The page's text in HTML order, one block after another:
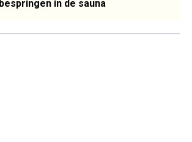
bespringen in de sauna